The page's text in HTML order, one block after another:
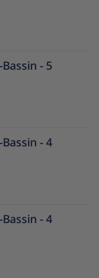
- 5
- 4
- 4